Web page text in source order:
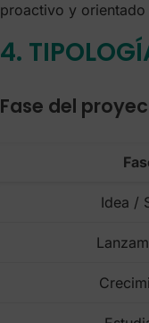
proactivo y orientado
4.
Fase del
Idea /